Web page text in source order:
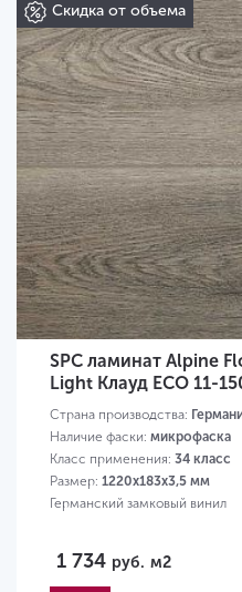
Скидка от объема
SPC ламинат Alpine
Light Клауд ЕСО 11-
Страна производства:
Наличие фаски: микрофаска
Класс применения: 34 класс
Размер: 1220х183х3,5 мм
Германский замковый винил
1 734 руб. м2